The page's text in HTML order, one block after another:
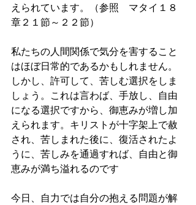
えられています。（参照　マタイ１８
章２１節～２２節）
私たちの人間関係で気分を害すること
はほぼ日常的であるかもしれません。
しかし、許可して、苦しむ選択をしま
しょう。これは言わば、手放し、自由
になる選択ですから、御恵みが増し加
えられます。キリストが十字架上で赦
され、苦しまれた後に、復活されたよ
うに、苦しみを通過すれば、自由と御
恵みが満ち溢れるのです
今日、自力では自分の抱える問題が解